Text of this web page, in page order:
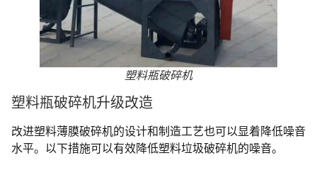
塑料瓶破碎机
塑料瓶破碎机升级改造
改进塑料薄膜破碎机的设计和制造工艺也可以显着降低噪音
水平。以下措施可以有效降低塑料垃圾破碎机的噪音。